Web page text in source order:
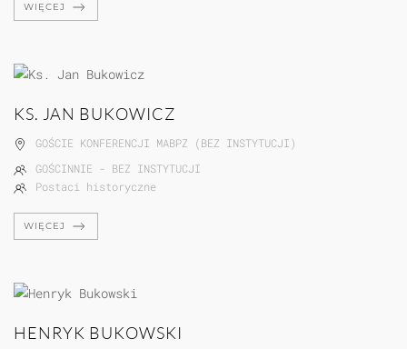
WIĘCEJ
KS. JAN BUKOWICZ
GOŚCIE KONFERENCJI MABPZ (BEZ INSTYTUCJI)
GOŚCINNIE - BEZ INSTYTUCJI
Postaci historyczne
WIĘCEJ
HENRYK BUKOWSKI